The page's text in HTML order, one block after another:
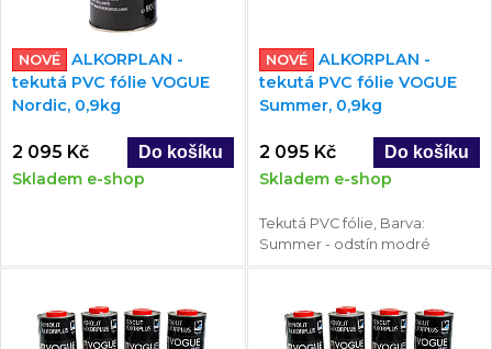
NOVÉ
ALKORPLAN -
tekutá PVC fólie VOGUE
Nordic, 0,9kg
2 095 Kč
Skladem e-shop
NOVÉ
ALKORPLAN -
tekutá PVC fólie VOGUE
Summer, 0,9kg
2 095 Kč
Skladem e-shop
Tekutá PVC fólie, Barva:
Summer - odstín modré